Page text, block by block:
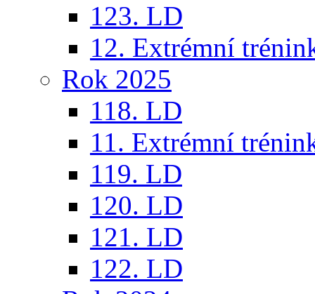
123. LD
12. Extrémní
Rok 2025
118. LD
11. Extrémní
119. LD
120. LD
121. LD
122. LD